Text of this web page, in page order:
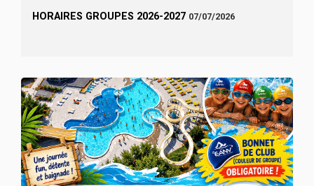
HORAIRES GROUPES 2026-2027 07/07/2026